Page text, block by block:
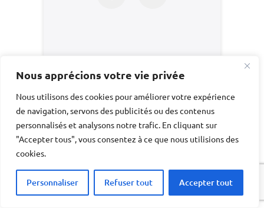
Nous apprécions votre vie privée
Nous utilisons des cookies pour améliorer votre expérience
de navigation, servons des publicités ou des contenus
personnalisés et analysons notre trafic. En cliquant sur
"Accepter tous", vous consentez à ce que nous utilisions des
cookies.
Personnaliser Refuser tout Accepter tout